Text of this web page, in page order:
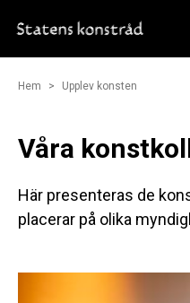
Hem Upplev konsten
Våra
Här presenteras de
placerar på olika